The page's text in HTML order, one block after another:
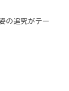
の追究がテー